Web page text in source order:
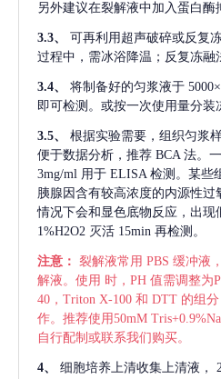
另外建议在裂解液中加入蛋白酶
3.3、 可再利用超声破碎或反复
过程中，需冰浴降温；反复冻融
3.4、 将制备好的匀浆液于
即可检测。或按一次使用量分装
3.5、 根据实验需要，组织匀浆
便于数据分析，推荐 BCA 法。
3mg/ml 用于 ELISA 检测。某些
胰腺因含有较高浓度的内源性
情况下会和显色底物反应，出现
1%H2O2 灭活 15min 再检测。
注意： 裂解液常用 PBS 缓冲液
解液。使用 时，PH 值需调整为
40，Triton X-100 和 DTT 的组
作。推荐使用50mM
自行配制或联系我们购买。
4、 细胞培养上清收集上清液，